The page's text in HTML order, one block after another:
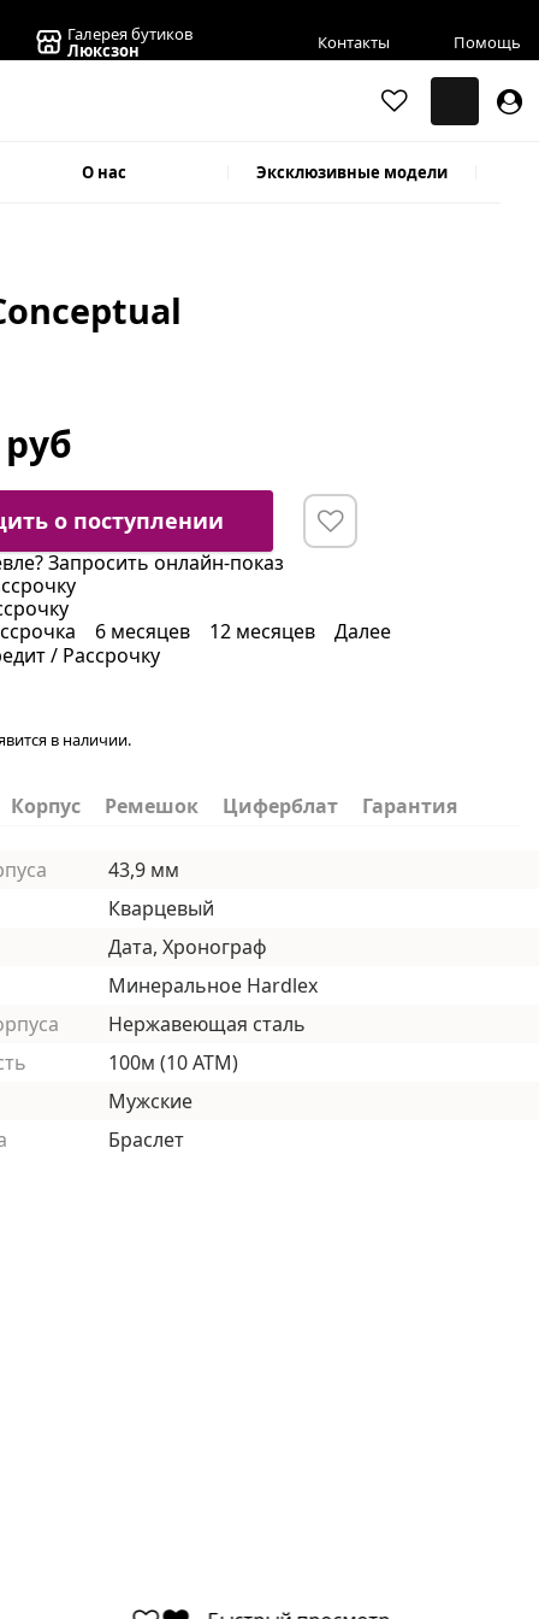
Галерея бутиков
Люксзон Контакты Помощь
О нас Эксклюзивные модели
о поступлении
Запросить онлайн-показ
6 месяцев 12 месяцев
Далее
/ Рассрочку
в наличии.
Корпус Ремешок Циферблат Гарантия
43,9 мм
Кварцевый
Дата, Хронограф
Минеральное Hardlex
Нержавеющая сталь
100м (10 АТМ)
Мужские
Браслет